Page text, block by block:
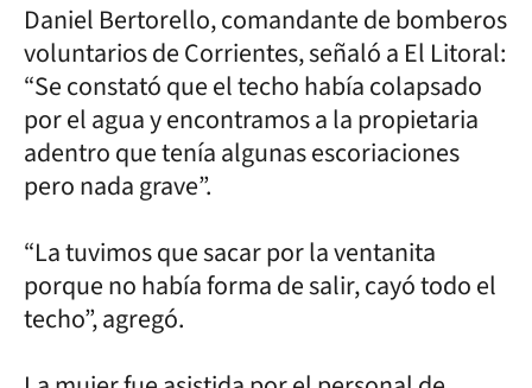
Daniel Bertorello, comandante de bomberos
voluntarios de Corrientes, señaló a El Litoral:
“Se constató que el techo había colapsado
por el agua y encontramos a la propietaria
adentro que tenía algunas escoriaciones
pero nada grave”.
“La tuvimos que sacar por la ventanita
porque no había forma de salir, cayó todo el
techo”, agregó.